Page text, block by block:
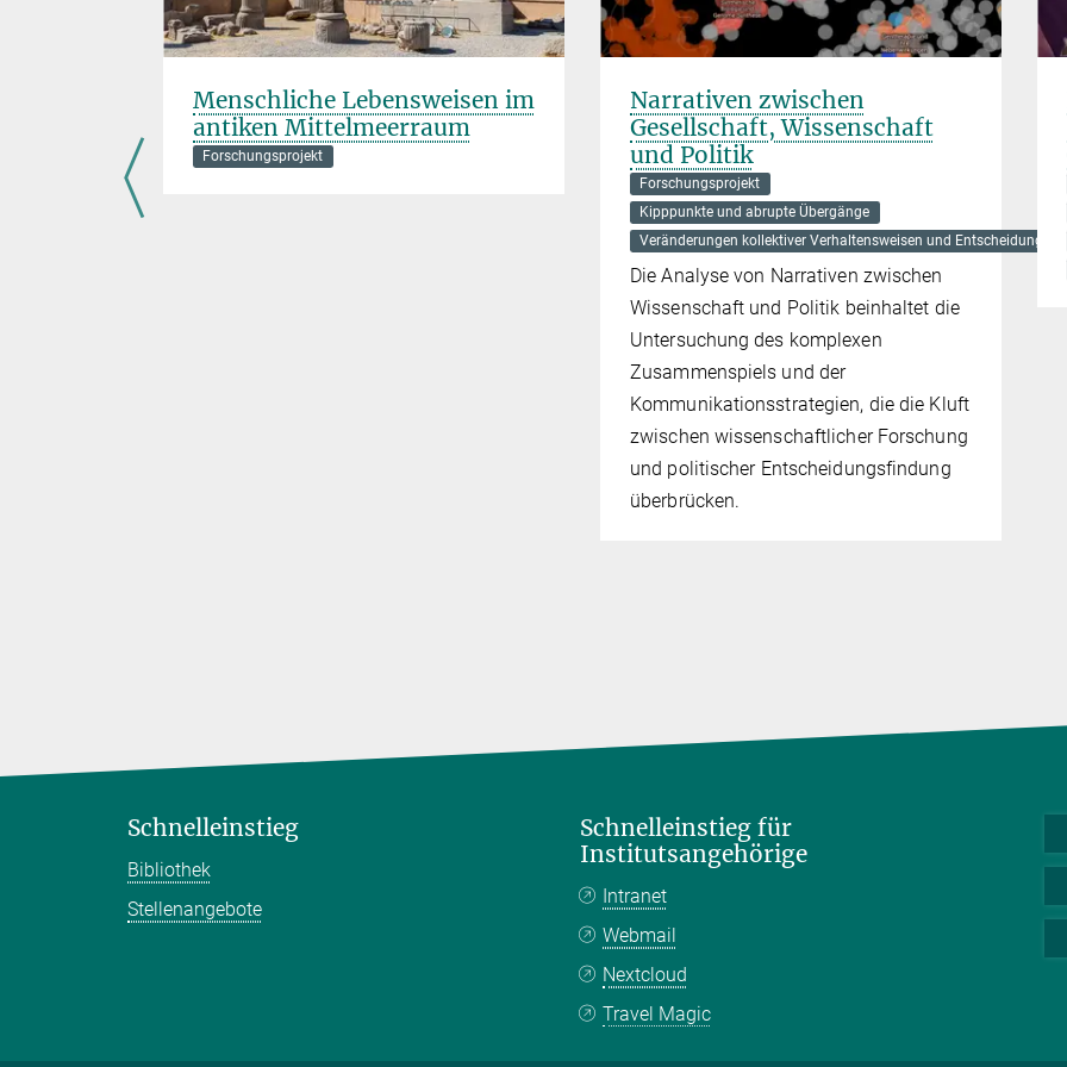
Menschliche Lebensweisen im
antiken Mittelmeerraum
Forschungsprojekt
Narrativen zwischen
Gesellschaft, Wissenschaft
und Politik
Forschungsprojekt
Kipppunkte und abrupte Übergänge
Veränderungen kollektiver Verhaltensweisen und Entscheidungen
Die Analyse von Narrativen zwischen
Wissenschaft und Politik beinhaltet die
Untersuchung des komplexen
Zusammenspiels und der
Kommunikationsstrategien, die die Kluft
zwischen wissenschaftlicher Forschung
und politischer Entscheidungsfindung
überbrücken.
Schnelleinstieg
Bibliothek
Stellenangebote
Schnelleinstieg für
Institutsangehörige
Intranet
Webmail
Nextcloud
Travel Magic